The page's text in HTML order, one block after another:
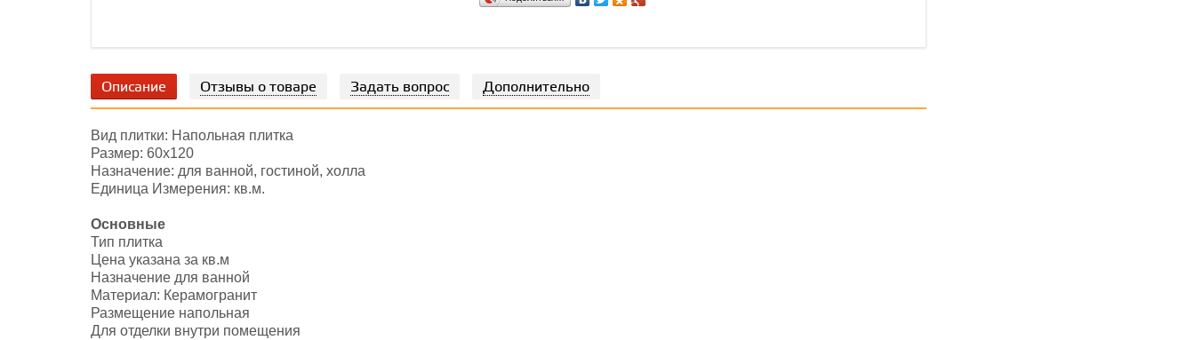
Описание Отзывы о товаре Задать вопрос Дополнительно
Вид плитки: Напольная плитка
Размер: 60х120
Назначение: для ванной, гостиной, холла
Единица Измерения: кв.м.
Основные
Тип плитка
Цена указана за кв.м
Назначение для ванной
Материал: Керамогранит
Размещение напольная
Для отделки внутри помещения